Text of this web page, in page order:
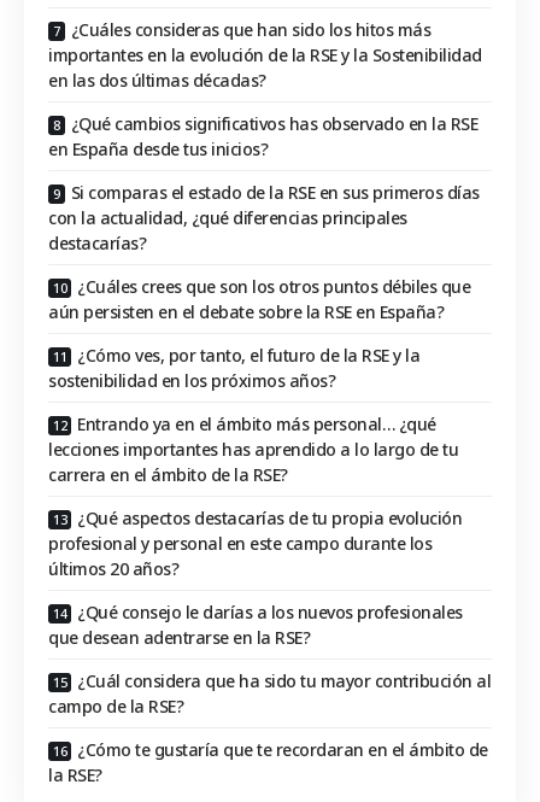
¿Cuáles consideras que han sido los hitos más
importantes en la evolución de la RSE y la Sostenibilidad
en las dos últimas décadas?
¿Qué cambios significativos has observado en la RSE
en España desde tus inicios?
Si comparas el estado de la RSE en sus primeros días
con la actualidad, ¿qué diferencias principales
destacarías?
¿Cuáles crees que son los otros puntos débiles que
aún persisten en el debate sobre la RSE en España?
¿Cómo ves, por tanto, el futuro de la RSE y la
sostenibilidad en los próximos años?
Entrando ya en el ámbito más personal… ¿qué
lecciones importantes has aprendido a lo largo de tu
carrera en el ámbito de la RSE?
¿Qué aspectos destacarías de tu propia evolución
profesional y personal en este campo durante los
últimos 20 años?
¿Qué consejo le darías a los nuevos profesionales
que desean adentrarse en la RSE?
¿Cuál considera que ha sido tu mayor contribución al
campo de la RSE?
¿Cómo te gustaría que te recordaran en el ámbito de
la RSE?